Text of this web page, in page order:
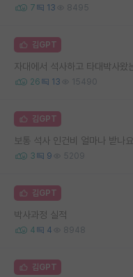
7 13 8495
김GPT
자대에서 석사하고 타대박사왔
26 13 15490
김GPT
보통 석사 인건비 얼마나 받나
3 9 5209
김GPT
박사과정 실적
4 4 8948
김GPT